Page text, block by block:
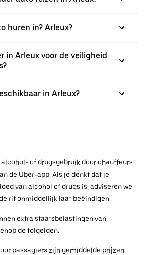
huren in? Arleux?
in Arleux voor de veiligheid
in Arleux?
of drugsgebruik door chauffeurs
de Uber-app. Als je denkt dat je
van alcohol of drugs is, adviseren we
rit onmiddellijk laat beëindigen.
extra staatsbelastingen van
de tolgelden.
passagiers zijn gemiddelde prijzen